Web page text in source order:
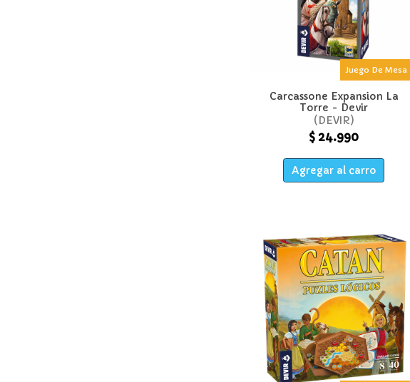
Juego De Mesa
Carcassone Expansion La
Torre - Devir
DEVIR
$ 24.990
Agregar al carro